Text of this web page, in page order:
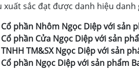
xuất sắc đạt được danh hiệu danh
phần Nhôm Ngọc Diệp với sản
phần Cửa Ngọc Diệp với sản
TM&SX Ngọc Diệp với sản
phần Ngọc Diệp với sản phẩm